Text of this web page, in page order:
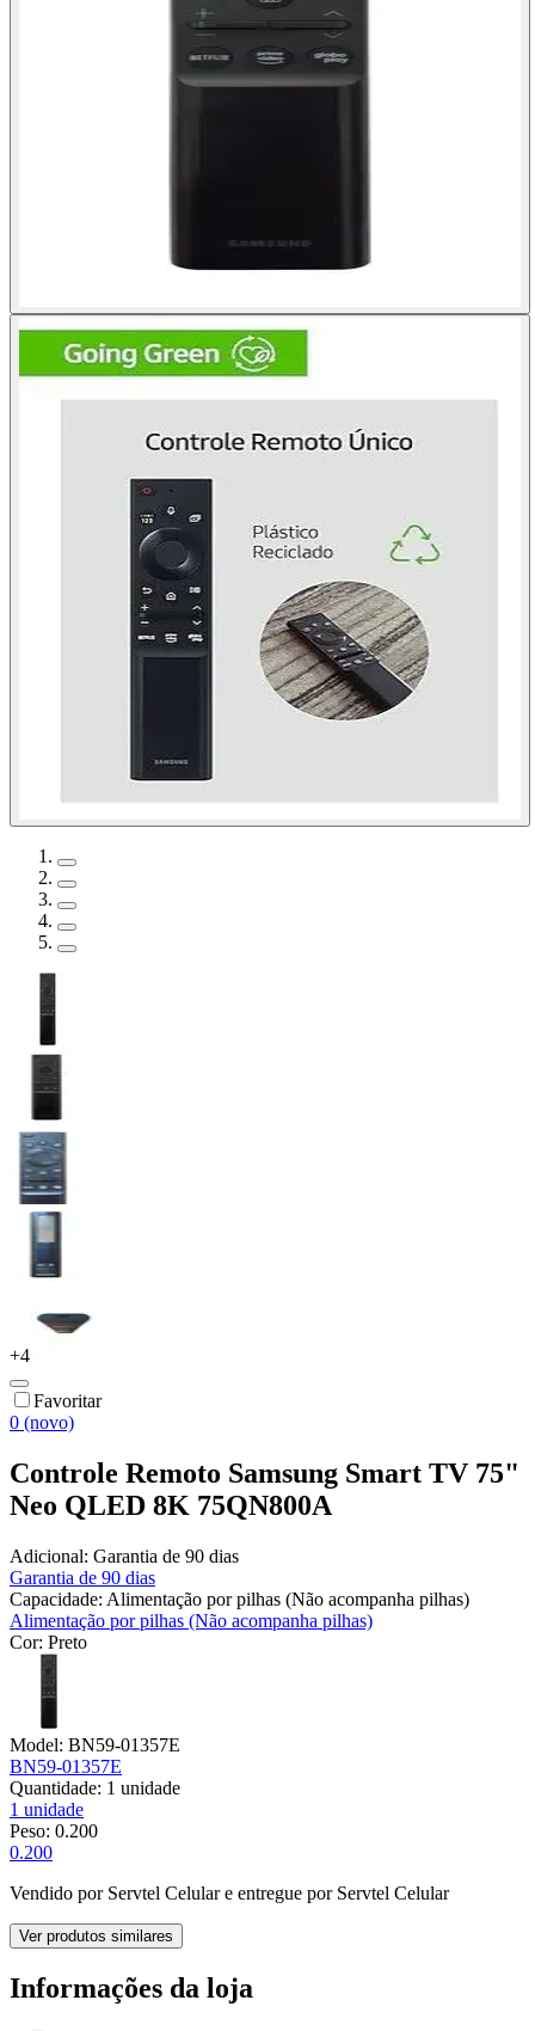
+4
Favoritar
0 (novo)
Controle Remoto Samsung Smart TV 75"
Neo QLED 8K 75QN800A
Adicional: Garantia de 90 dias
Garantia de 90 dias
Capacidade: Alimentação por pilhas (Não acompanha pilhas)
Alimentação por pilhas (Não acompanha pilhas)
Cor: Preto
Model: BN59-01357E
BN59-01357E
Quantidade: 1 unidade
1 unidade
Peso: 0.200
0.200
Vendido por Servtel Celulare entregue por Servtel Celular
Ver produtos similares
Informações da loja